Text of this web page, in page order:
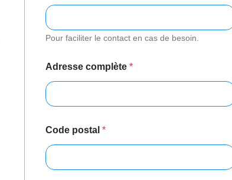
Pour faciliter le contact en cas de besoin.
Adresse complète*
Code postal*